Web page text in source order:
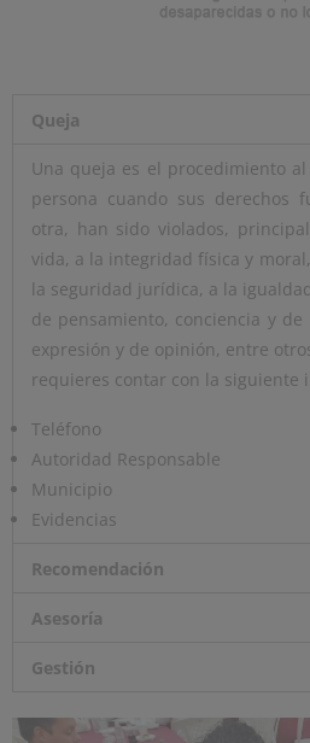
Queja
Una queja es el procedimiento
persona cuando sus derechos
otra, han sido violados,
vida, a la integridad física y
la seguridad jurídica, a la
de pensamiento, conciencia y
expresión y de opinión, entre
requieres contar con la siguiente
Teléfono
Autoridad Responsable
Municipio
Evidencias
Recomendación
Asesoría
Gestión